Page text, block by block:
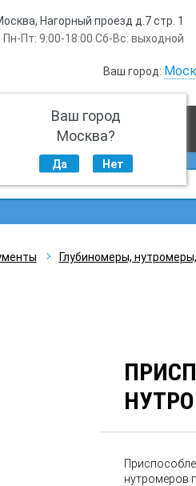
Нагорный проезд д.7 стр. 1
Пн-Пт: 9:00-18:00 Сб-Вс: выходной
Ваш город:
Ваш город
Москва?
Да Нет
ПРОИЗВОДСТВО
Глубиномеры,
нутромеров